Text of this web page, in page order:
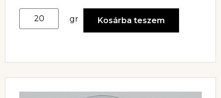
gr Kosárba teszem